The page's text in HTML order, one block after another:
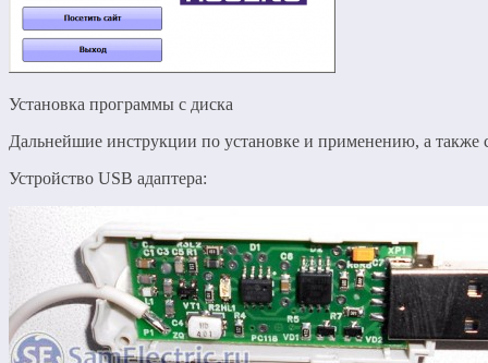
Установка программы с диска
Дальнейшие инструкции по установке и применению, а также
Устройство USB адаптера: